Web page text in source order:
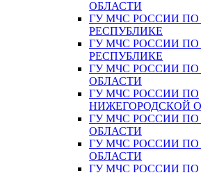
ОБЛАСТИ
ГУ МЧС РОССИИ
РЕСПУБЛИКЕ
ГУ МЧС РОССИИ
РЕСПУБЛИКЕ
ГУ МЧС РОССИИ
ОБЛАСТИ
ГУ МЧС РОССИИ ПО
НИЖЕГОРОДСКОЙ
ГУ МЧС РОССИИ ПО
ОБЛАСТИ
ГУ МЧС РОССИИ
ОБЛАСТИ
ГУ МЧС РОССИИ